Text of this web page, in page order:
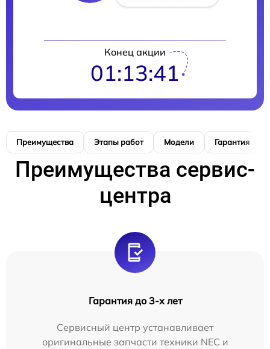
Конец акции
01:13:40
Преимущества Этапы работ Модели Гарантия
Преимущества сервис-
центра
Гарантия до 3-х лет
Сервисный центр устанавливает
оригинальные запчасти техники NEC и